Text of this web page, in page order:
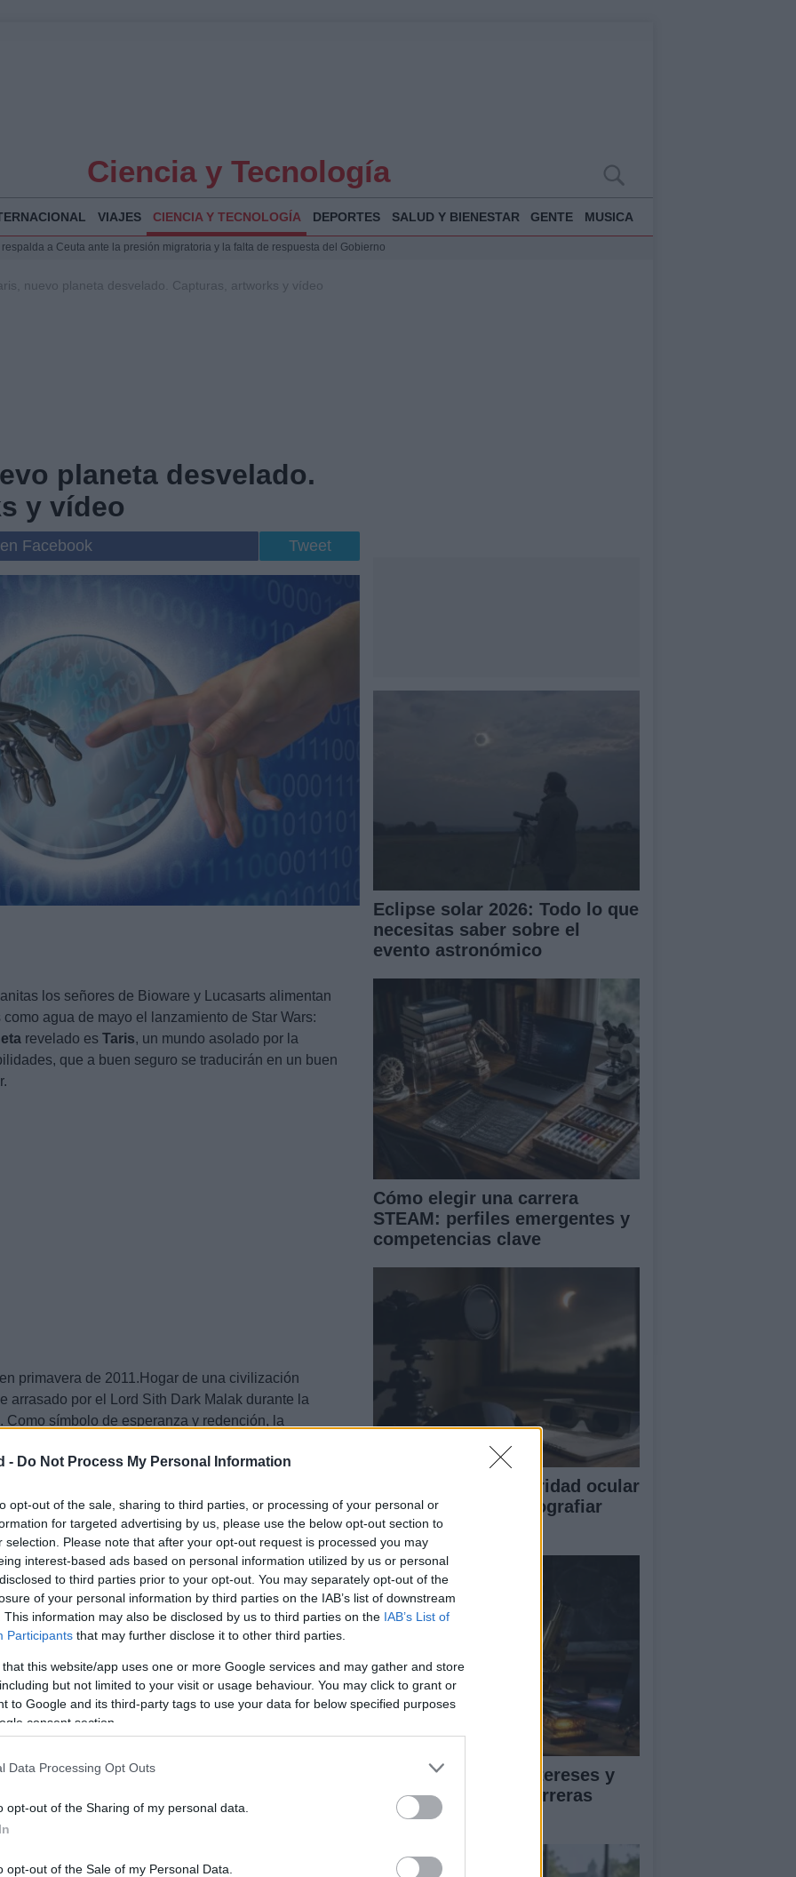
- Do Not Process My Personal Information
opt-out of the sale, sharing to third parties, or processing of your personal or
for targeted advertising by us, please use the below opt-out section to
selection. Please note that after your opt-out request is processed you may
interest-based ads based on personal information utilized by us or personal
to third parties prior to your opt-out. You may separately opt-out of the
of your personal information by third parties on the IAB’s list of downstream
This information may also be disclosed by us to third parties on the IAB’s List of
Participants that may further disclose it to other third parties.
that this website/app uses one or more Google services and may gather and store
but not limited to your visit or usage behaviour. You may click to grant or
to Google and its third-party tags to use your data for below specified purposes
consent section.
Data Processing Opt Outs
opt-out of the Sharing of my personal data.
opt-out of the Sale of my Personal Data.
Ciencia y Tecnología
VIAJES CIENCIA Y TECNOLOGÍA DEPORTES SALUD Y BIENESTAR GENTE MUSICA
a Ceuta ante la presión migratoria y la falta de respuesta del Gobierno
del Gobierno ante la crisis migratoria en Ceuta
nuevo planeta desvelado. Capturas, artworks y vídeo
planeta desvelado.
y vídeo
Facebook Tweet
los señores de Bioware y Lucasarts alimentan
agua de mayo el lanzamiento de Star Wars:
revelado es Taris, un mundo asolado por la
que a buen seguro se traducirán en un buen
primavera de 2011.Hogar de una civilización
arrasado por el Lord Sith Dark Malak durante la
Como símbolo de esperanza y redención, la
duros esfuerzos para recolonizar
Eclipse solar 2026: Todo lo que
necesitas saber sobre el
evento astronómico
Cómo elegir una carrera
STEAM: perfiles emergentes y
competencias clave
Protocolos de seguridad ocular
y consejos para fotografiar
eclipses solares
Guía para definir intereses y
competencias en carreras
STEAM